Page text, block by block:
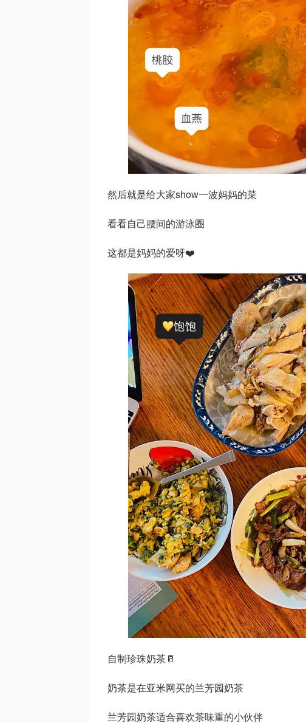
然后就是给大家show一波妈妈的菜
看看自己腰间的游泳圈
这都是妈妈的爱呀❤️
自制珍珠奶茶🥛
奶茶是在亚米网买的兰芳园奶茶
兰芳园奶茶适合喜欢茶味重的小伙伴